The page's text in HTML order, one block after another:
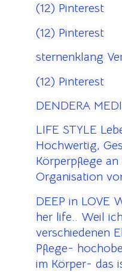
(12) Pinterest
(12) Pinterest
sternenklang
(12) Pinterest
DENDERA
LIFE STYLE
Hochwertig,
Körperpflege
Organisation
DEEP in LOVE
her life.. Weil
verschiedenen
Pflege-
im Körper- das